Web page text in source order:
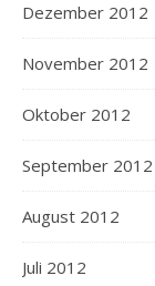
Dezember 2012
November 2012
Oktober 2012
September 2012
August 2012
Juli 2012